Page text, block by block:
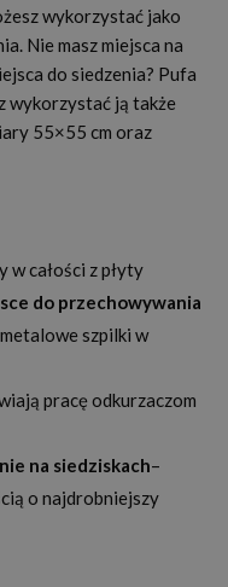
wykorzystać jako
Nie masz miejsca na
do siedzenia? Pufa
wykorzystać ją także
55×55 cm oraz
w całości z płyty
do przechowywania
szpilki w
pracę odkurzaczom
na siedziskach–
o najdrobniejszy